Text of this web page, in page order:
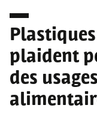
Plastiques
plaident
des